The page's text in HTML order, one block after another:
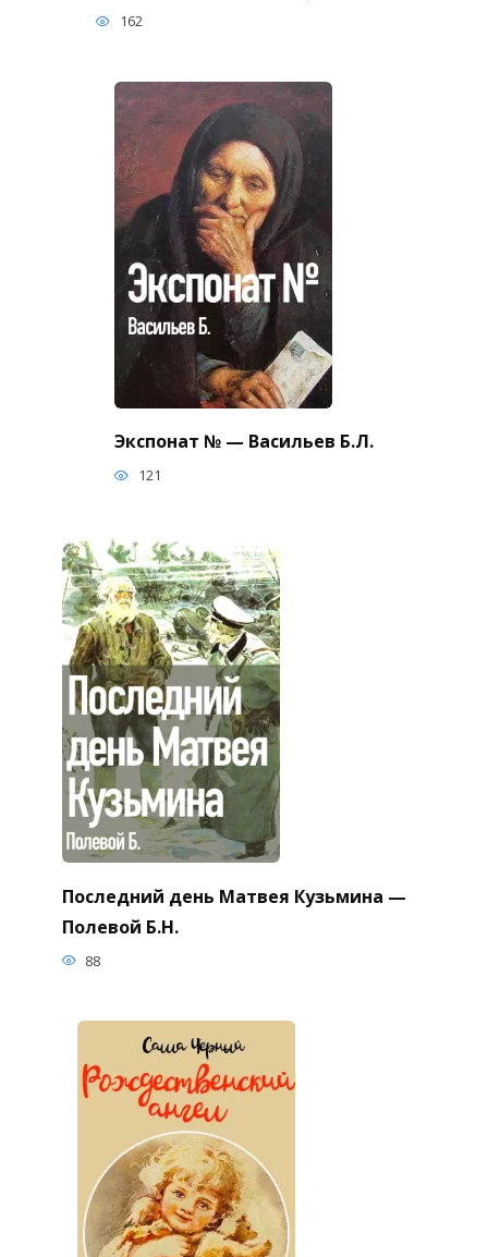
162
Экспонат № — Васильев Б.Л.
121
Последний день Матвея Кузьмина —
Полевой Б.Н.
88